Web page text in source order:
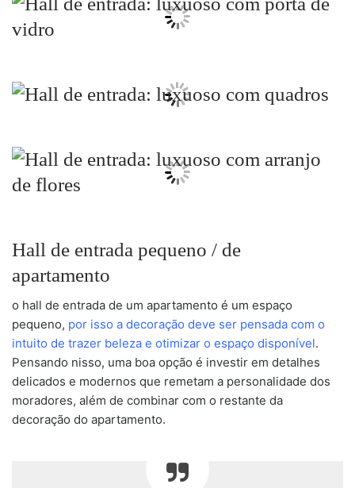
Hall de entrada pequeno / de
apartamento
o hall de entrada de um apartamento é um espaço
pequeno, por isso a decoração deve ser pensada com o
intuito de trazer beleza e otimizar o espaço disponível.
Pensando nisso, uma boa opção é investir em detalhes
delicados e modernos que remetam a personalidade dos
moradores, além de combinar com o restante da
decoração do apartamento.